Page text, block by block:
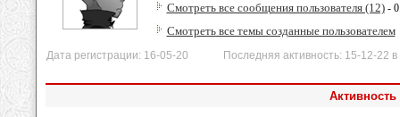
Смотреть все сообщения пользователя (12)-
Смотреть все темы созданные пользователем
Дата регистрации: 16-05-20 Последняя активность: 15-12-22 в
Активность